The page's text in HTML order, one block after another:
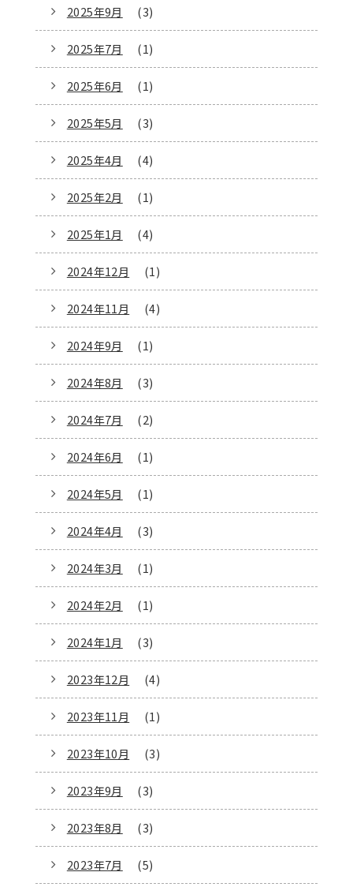
2025年9月 (3)
2025年7月 (1)
2025年6月 (1)
2025年5月 (3)
2025年4月 (4)
2025年2月 (1)
2025年1月 (4)
2024年12月 (1)
2024年11月 (4)
2024年9月 (1)
2024年8月 (3)
2024年7月 (2)
2024年6月 (1)
2024年5月 (1)
2024年4月 (3)
2024年3月 (1)
2024年2月 (1)
2024年1月 (3)
2023年12月 (4)
2023年11月 (1)
2023年10月 (3)
2023年9月 (3)
2023年8月 (3)
2023年7月 (5)